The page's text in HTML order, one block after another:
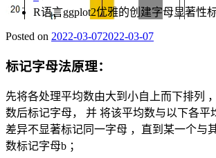
R语言ggplot2优雅的创建字母显著性
Posted on 2022-03-072022-03-07
标记字母法原理：
先将各处理平均数由大到小自上而下排列
数后标记字母， 并 将该平均数与以下各平
差异不显著标记同一字母 ，直到某一个与
数标记字母b ；